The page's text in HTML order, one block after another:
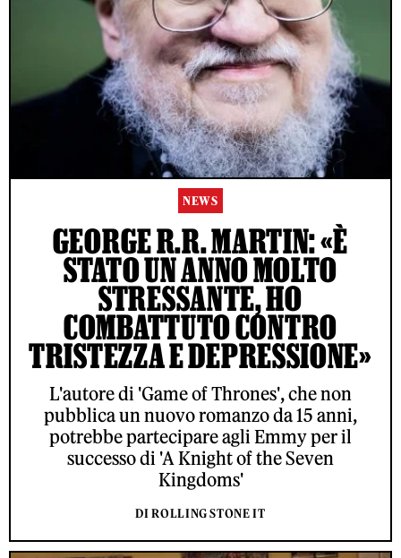
NEWS
GEORGE R.R. MARTIN: «È
STATO UN ANNO MOLTO
STRESSANTE, HO
COMBATTUTO CONTRO
TRISTEZZA E DEPRESSIONE»
L'autore di 'Game of Thrones', che non
pubblica un nuovo romanzo da 15 anni,
potrebbe partecipare agli Emmy per il
successo di 'A Knight of the Seven
Kingdoms'
DI ROLLING STONE IT